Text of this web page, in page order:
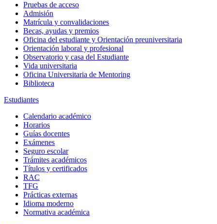
Pruebas de acceso
Admisión
Matrícula y convalidaciones
Becas, ayudas y premios
Oficina del estudiante y Orientación preuniversitaria
Orientación laboral y profesional
Observatorio y casa del Estudiante
Vida universitaria
Oficina Universitaria de Mentoring
Biblioteca
Estudiantes
Calendario académico
Horarios
Guías docentes
Exámenes
Seguro escolar
Trámites académicos
Títulos y certificados
RAC
TFG
Prácticas externas
Idioma moderno
Normativa académica